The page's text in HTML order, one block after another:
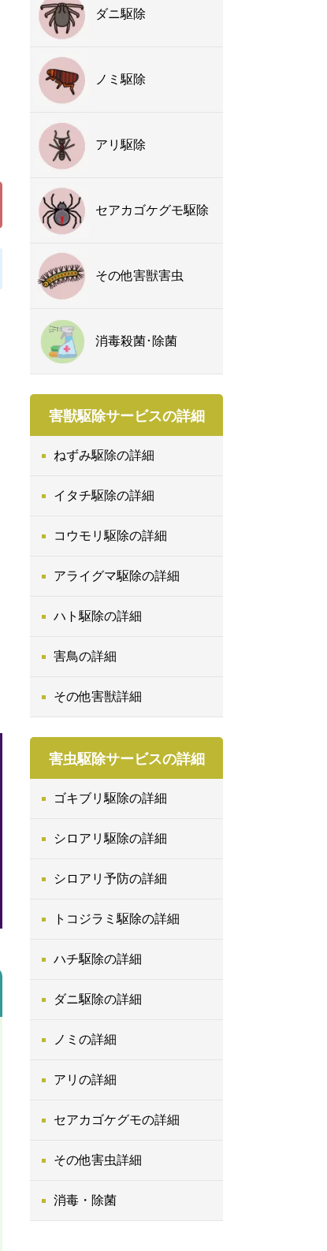
ダニ駆除
ノミ駆除
アリ駆除
セアカゴケグモ駆除
その他害獣害虫
消毒殺菌･除菌
害獣駆除サービスの詳細
ねずみ駆除の詳細
イタチ駆除の詳細
コウモリ駆除の詳細
アライグマ駆除の詳細
ハト駆除の詳細
害鳥の詳細
その他害獣詳細
害虫駆除サービスの詳細
ゴキブリ駆除の詳細
シロアリ駆除の詳細
シロアリ予防の詳細
トコジラミ駆除の詳細
ハチ駆除の詳細
ダニ駆除の詳細
ノミの詳細
アリの詳細
セアカゴケグモの詳細
その他害虫詳細
消毒・除菌